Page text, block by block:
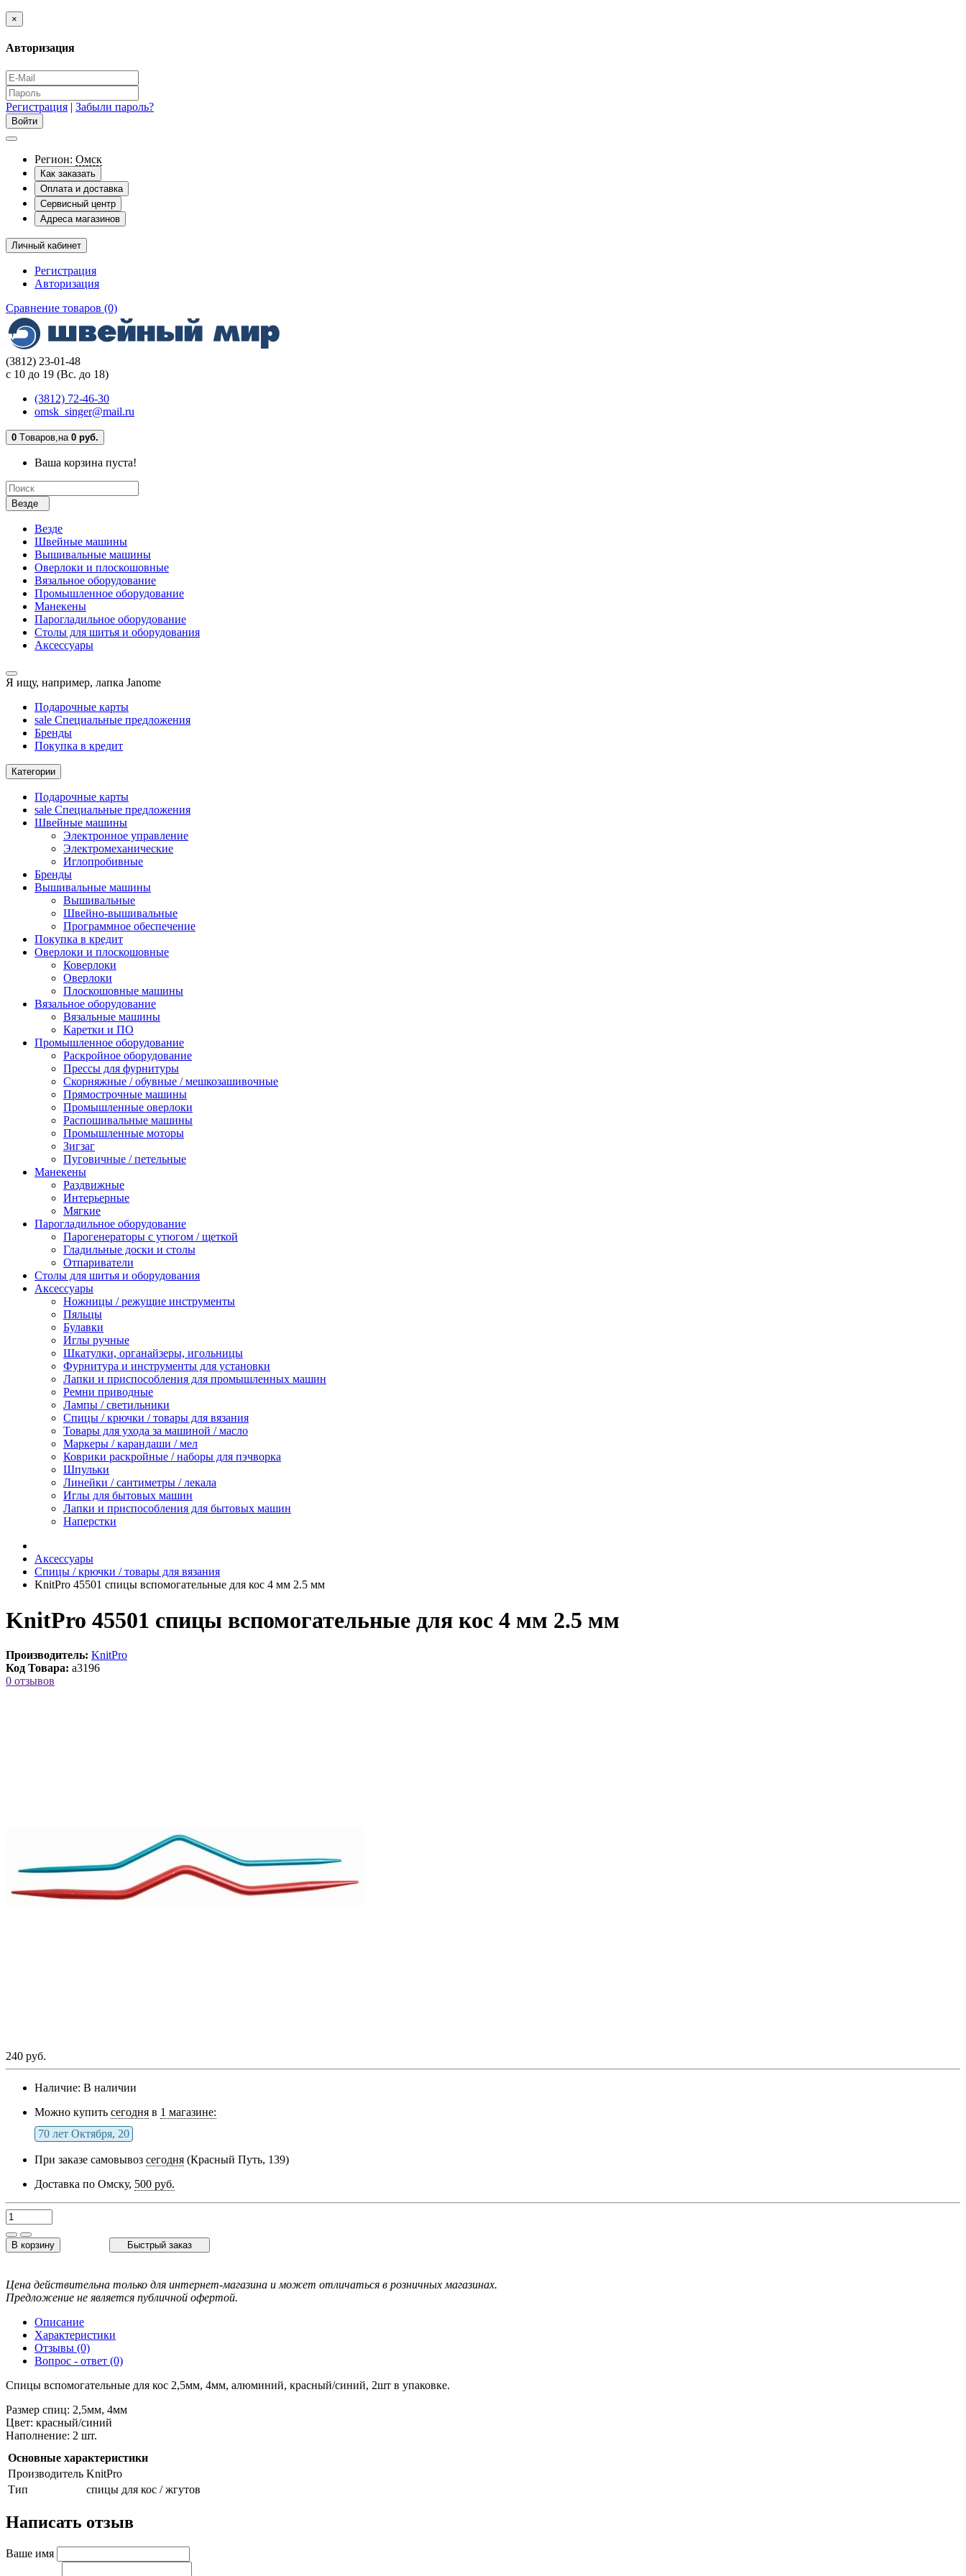
×
Авторизация
Регистрация | Забыли пароль?
Регион: Омск
Как заказать
Оплата и доставка
Сервисный центр
Адреса магазинов
Личный кабинет
Регистрация
Авторизация
Сравнение товаров (0)
(3812) 23-01-48
с 10 до 19 (Вс. до 18)
(3812) 72-46-30
omsk_singer@mail.ru
0 Tоваров,на 0 руб.
Ваша корзина пуста!
Везде
Везде
Швейные машины
Вышивальные машины
Оверлоки и плоскошовные
Вязальное оборудование
Промышленное оборудование
Манекены
Парогладильное оборудование
Столы для шитья и оборудования
Аксессуары
Я ищу, например, лапка Janome
Подарочные карты
sale Специальные предложения
Бренды
Покупка в кредит
Категории
Подарочные карты
sale Специальные предложения
Швейные машины
Электронное управление
Электромеханические
Иглопробивные
Бренды
Вышивальные машины
Вышивальные
Швейно-вышивальные
Программное обеспечение
Покупка в кредит
Оверлоки и плоскошовные
Коверлоки
Оверлоки
Плоскошовные машины
Вязальное оборудование
Вязальные машины
Каретки и ПО
Промышленное оборудование
Раскройное оборудование
Прессы для фурнитуры
Скорняжные / обувные / мешкозашивочные
Прямострочные машины
Промышленные оверлоки
Распошивальные машины
Промышленные моторы
Зигзаг
Пуговичные / петельные
Манекены
Раздвижные
Интерьерные
Мягкие
Парогладильное оборудование
Парогенераторы с утюгом / щеткой
Гладильные доски и столы
Отпариватели
Столы для шитья и оборудования
Аксессуары
Ножницы / режущие инструменты
Пяльцы
Булавки
Иглы ручные
Шкатулки, органайзеры, игольницы
Фурнитура и инструменты для установки
Лапки и приспособления для промышленных машин
Ремни приводные
Лампы / светильники
Спицы / крючки / товары для вязания
Товары для ухода за машиной / масло
Маркеры / карандаши / мел
Коврики раскройные / наборы для пэчворка
Шпульки
Линейки / сантиметры / лекала
Иглы для бытовых машин
Лапки и приспособления для бытовых машин
Наперстки
Аксессуары
Спицы / крючки / товары для вязания
KnitPro 45501 спицы вспомогательные для кос 4 мм 2.5 мм
KnitPro 45501 спицы вспомогательные для кос 4 мм 2.5 мм
Производитель: KnitPro
Код Товара: a3196
0 отзывов
240 руб.
Наличие: В наличии
Можно купить сегодня в 1 магазине:
70 лет Октября, 20
При заказе самовывоз сегодня (Красный Путь, 139)
Доставка по Омску, 500 руб.
В корзину Быстрый заказ
Цена действительна только для интернет-магазина и может отличаться в розничных магазинах.
Предложение не является публичной офертой.
Описание
Характеристики
Отзывы (0)
Вопрос - ответ (0)
Спицы вспомогательные для кос 2,5мм, 4мм, алюминий, красный/синий, 2шт в упаковке.
Размер спиц: 2,5мм, 4мм
Цвет: красный/синий
Наполнение: 2 шт.
Основные характеристики
Производитель KnitPro
Тип
спицы для кос / жгутов
Написать отзыв
Ваше имя